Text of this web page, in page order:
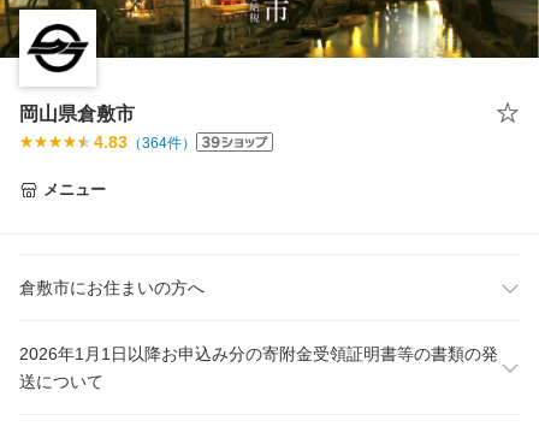
岡山県倉敷市
4.83 （364件）
メニュー
倉敷市にお住まいの方へ
2026年1月1日以降お申込み分の寄附金受領証明書等の書類の発
送について